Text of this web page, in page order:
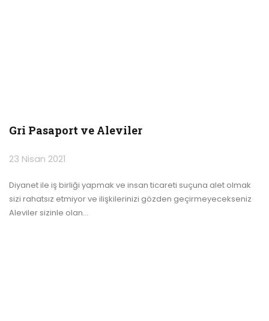
Gri Pasaport ve Aleviler
23 Nisan 2021
Diyanet ile iş birliği yapmak ve insan ticareti suçuna alet olmak
sizi rahatsız etmiyor ve ilişkilerinizi gözden geçirmeyecekseniz
Aleviler sizinle olan…